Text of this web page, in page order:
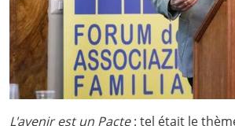
L'avenir est un Pacte: tel était le